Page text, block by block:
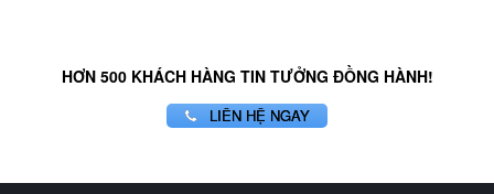
HƠN 500 KHÁCH HÀNG TIN TƯỞNG ĐỒNG HÀNH!
LIÊN HỆ NGAY